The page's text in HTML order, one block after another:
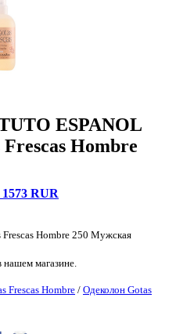
ESPANOL
Hombre
RUR
Hombre 250 Мужская
нашем магазине.
Frescas Hombre / Одеколон Gotas